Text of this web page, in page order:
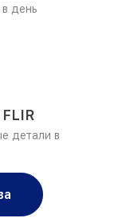
день
детали в